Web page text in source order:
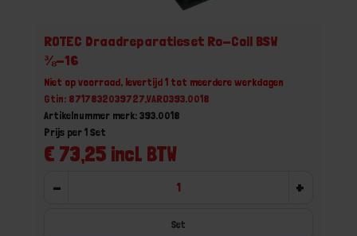
ROTEC Draadreparatieset Ro-Coil BSW
⅜-16
Niet op voorraad, levertijd 1 tot meerdere werkdagen
Gtin: 8717832039727,VARO393.0018
Artikelnummer merk: 393.0018
€ 73,25 incl. BTW
Prijs per 1 Set
- +
Set